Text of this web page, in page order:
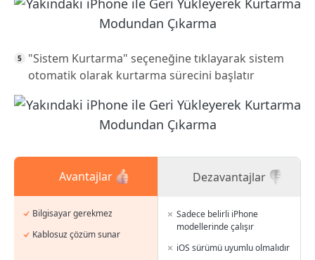
"Sistem Kurtarma" seçeneğine tıklayarak sistem
otomatik olarak kurtarma sürecini başlatır
Avantajlar
Bilgisayar gerekmez
Kablosuz çözüm sunar
Dezavantajlar
Sadece belirli iPhone
modellerinde çalışır
iOS sürümü uyumlu olmalıdır